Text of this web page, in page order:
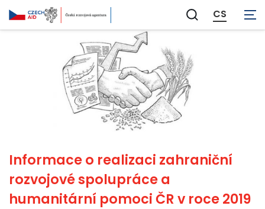
Zobrazit
vyhledávání
CS
Informace o realizaci zahraniční
rozvojové spolupráce a
humanitární pomoci ČR v roce 2019